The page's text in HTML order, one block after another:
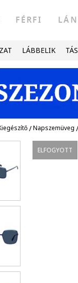
FÉRFI
LÁBBELIK
/Napszemüveg /
ELFOGYOTT